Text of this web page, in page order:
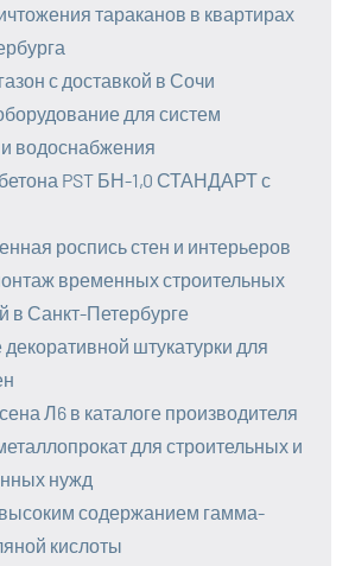
тараканов в квартирах
с доставкой в Сочи
для систем
водоснабжения
PST БН-1,0 СТАНДАРТ с
роспись стен и интерьеров
временных строительных
в Санкт-Петербурге
штукатурки для
Л6 в каталоге производителя
для строительных и
нужд
содержанием гамма-
кислоты